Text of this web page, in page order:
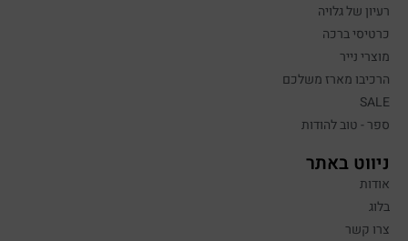
רעיון של גלויה
כרטיסי ברכה
מוצרי נייר
הרכיבו מארז משלכם
SALE
ספר - טוב להודות
ניווט באתר
אודות
בלוג
צרו קשר